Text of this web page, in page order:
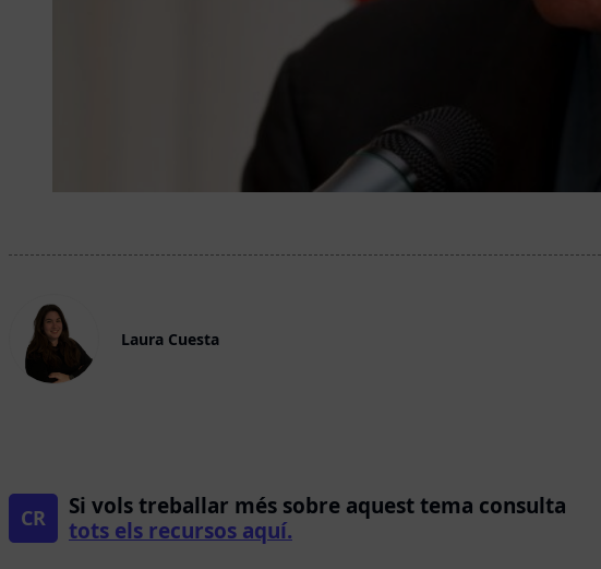
Laura Cuesta
CR
Si vols treballar més sobre aquest tema consulta
tots els recursos aquí.